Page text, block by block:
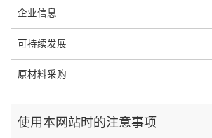
企业信息
可持续发展
原材料采购
使用本网站时的注意事项